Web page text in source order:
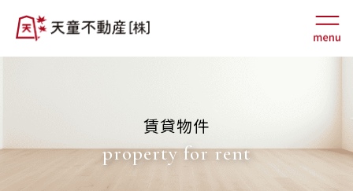
賃貸物件
property for rent